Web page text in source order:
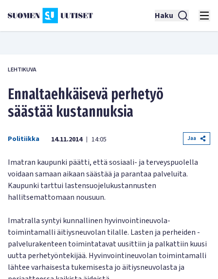
Haku
LEHTIKUVA
Ennaltaehkäisevä perhetyö
säästää kustannuksia
Politiikka 14.11.2014 | 14:05 Jaa
Imatran kaupunki päätti, että sosiaali- ja terveyspuolella
voidaan samaan aikaan säästää ja parantaa palveluita.
Kaupunki tarttui lastensuojelukustannusten
hallitsemattomaan nousuun.
Imatralla syntyi kunnallinen hyvinvointineuvola-
toimintamalli äitiysneuvolan tilalle. Lasten ja perheiden -
palvelurakenteen toimintatavat uusittiin ja palkattiin kuusi
uutta perhetyöntekijää. Hyvinvointineuvolan toimintamalli
lähtee varhaisesta tukemisesta jo äitiysneuvolasta ja